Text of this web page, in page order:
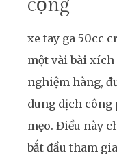
cộng
xe tay ga 50cc
một vài bài
nghiệm hàng,
dung dịch công
mẹo. Điều này
bắt đầu tham